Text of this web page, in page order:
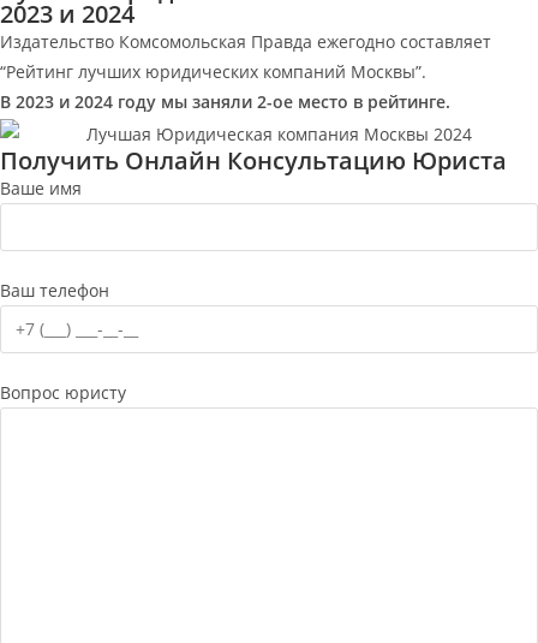
2023 и 2024
Издательство Комсомольская Правда ежегодно составляет
“Рейтинг лучших юридических компаний Москвы”.
В 2023 и 2024 году мы заняли 2-ое место в рейтинге.
Получить Онлайн Консультацию Юриста
Ваше имя
Ваш телефон
Вопрос юристу